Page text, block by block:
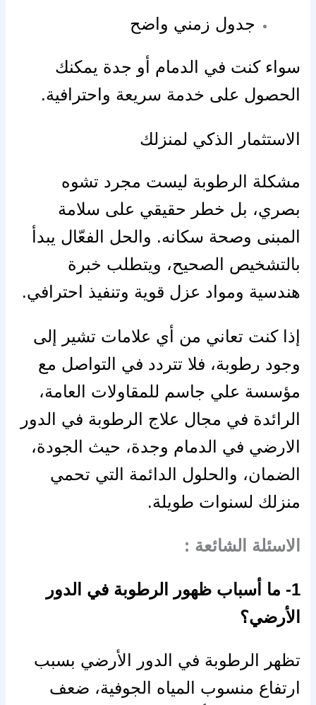
جدول زمني واضح
سواء كنت في الدمام أو جدة يمكنك
الحصول على خدمة سريعة واحترافية.
الاستثمار الذكي لمنزلك
مشكلة الرطوبة ليست مجرد تشوه
بصري، بل خطر حقيقي على سلامة
المبنى وصحة سكانه. والحل الفعّال يبدأ
بالتشخيص الصحيح، ويتطلب خبرة
هندسية ومواد عزل قوية وتنفيذ احترافي.
إذا كنت تعاني من أي علامات تشير إلى
وجود رطوبة، فلا تتردد في التواصل مع
مؤسسة علي جاسم للمقاولات العامة،
الرائدة في مجال علاج الرطوبة في الدور
الارضي في الدمام وجدة، حيث الجودة،
الضمان، والحلول الدائمة التي تحمي
منزلك لسنوات طويلة.
الاسئلة الشائعة :
1- ما أسباب ظهور الرطوبة في الدور
الأرضي؟
تظهر الرطوبة في الدور الأرضي بسبب
ارتفاع منسوب المياه الجوفية، ضعف